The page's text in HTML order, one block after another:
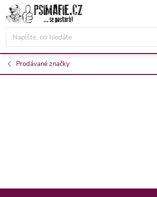
Přejít
na
obsah
Prodávané značky